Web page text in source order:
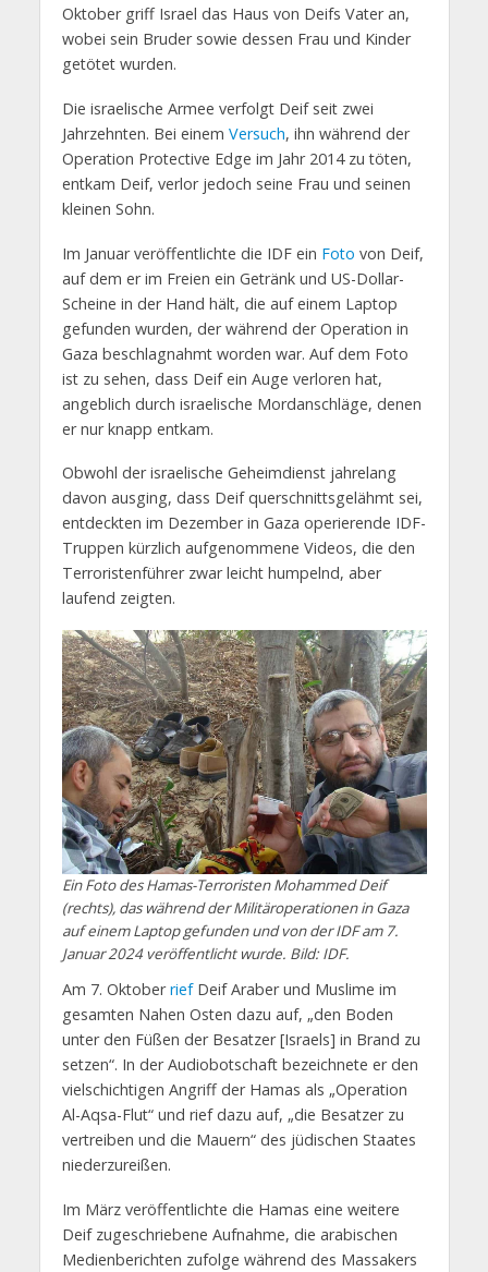
Oktober griff Israel das Haus von Deifs Vater an,
wobei sein Bruder sowie dessen Frau und Kinder
getötet wurden.
Die israelische Armee verfolgt Deif seit zwei
Jahrzehnten. Bei einem Versuch, ihn während der
Operation Protective Edge im Jahr 2014 zu töten,
entkam Deif, verlor jedoch seine Frau und seinen
kleinen Sohn.
Im Januar veröffentlichte die IDF ein Foto von Deif,
auf dem er im Freien ein Getränk und US-Dollar-
Scheine in der Hand hält, die auf einem Laptop
gefunden wurden, der während der Operation in
Gaza beschlagnahmt worden war. Auf dem Foto
ist zu sehen, dass Deif ein Auge verloren hat,
angeblich durch israelische Mordanschläge, denen
er nur knapp entkam.
Obwohl der israelische Geheimdienst jahrelang
davon ausging, dass Deif querschnittsgelähmt sei,
entdeckten im Dezember in Gaza operierende IDF-
Truppen kürzlich aufgenommene Videos, die den
Terroristenführer zwar leicht humpelnd, aber
laufend zeigten.
Ein Foto des Hamas-Terroristen Mohammed Deif
(rechts), das während der Militäroperationen in Gaza
auf einem Laptop gefunden und von der IDF am 7.
Januar 2024 veröffentlicht wurde. Bild: IDF.
Am 7. OktoberriefDeif Araber und Muslime im
gesamten Nahen Osten dazu auf, „den Boden
unter den Füßen der Besatzer [Israels] in Brand zu
setzen“. In der Audiobotschaft bezeichnete er den
vielschichtigen Angriff der Hamas als „Operation
Al-Aqsa-Flut“ und rief dazu auf, „die Besatzer zu
vertreiben und die Mauern“ des jüdischen Staates
niederzureißen.
Im März veröffentlichte die Hamas eine weitere
Deif zugeschriebene Aufnahme, die arabischen
Medienberichten zufolge während des Massakers